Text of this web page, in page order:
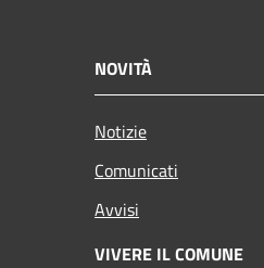
NOVITÀ
Notizie
Comunicati
Avvisi
VIVERE IL COMUNE